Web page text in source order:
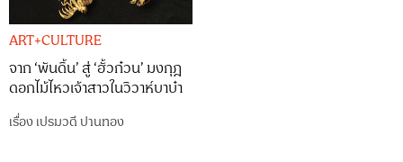
ART+CULTURE
จาก ‘พันดิ้น’ สู่ ‘ฮั้วก๋วน’ มงกุฎ
ดอกไม้ไหวเจ้าสาวในวิวาห์บาบ๋า
เรื่อง เปรมวดี ปานทอง